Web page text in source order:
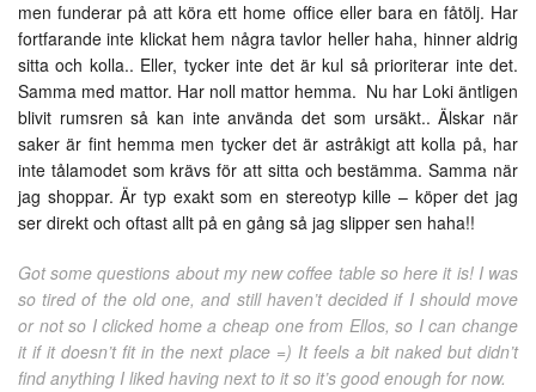
men funderar på att köra ett home office eller bara en fåtölj. Har
fortfarande inte klickat hem några tavlor heller haha, hinner aldrig
sitta och kolla.. Eller, tycker inte det är kul så prioriterar inte det.
Samma med mattor. Har noll mattor hemma. Nu har Loki äntligen
blivit rumsren så kan inte använda det som ursäkt.. Älskar när
saker är fint hemma men tycker det är astråkigt att kolla på, har
inte tålamodet som krävs för att sitta och bestämma. Samma när
jag shoppar. Är typ exakt som en stereotyp kille – köper det jag
ser direkt och oftast allt på en gång så jag slipper sen haha!!
Got some questions about my new coffee table so here it is! I was
so tired of the old one, and still haven’t decided if I should move
or not so I clicked home a cheap one from Ellos, so I can change
it if it doesn’t fit in the next place =) It feels a bit naked but didn’t
find anything I liked having next to it so it’s good enough for now.